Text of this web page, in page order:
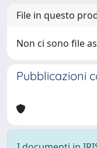
File in questo
Non ci sono file
Pubblicazioni